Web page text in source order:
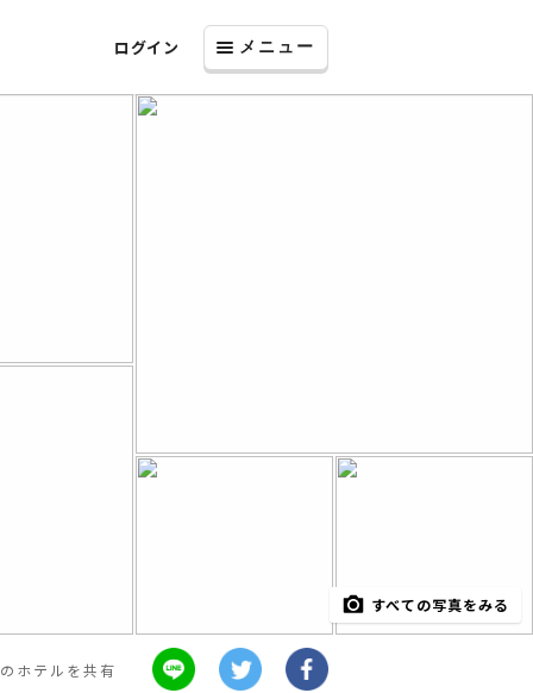
ログイン メニュー
すべての写真をみる
ホテルを共有